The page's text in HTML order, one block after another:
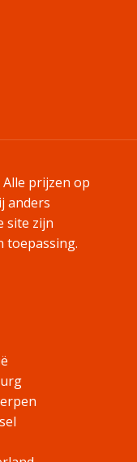
prijzen op
anders
site zijn
toepassing.